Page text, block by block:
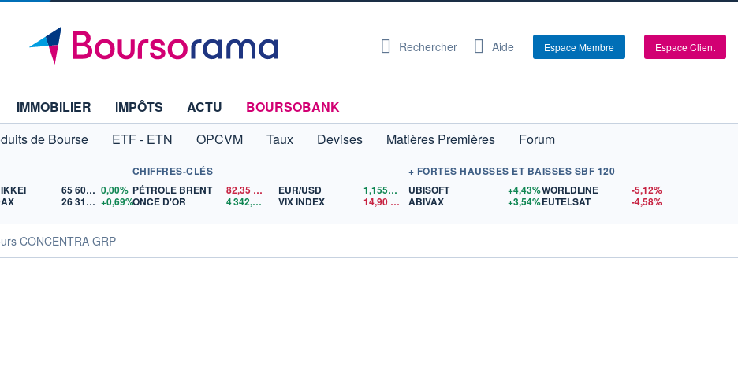
Rechercher Aide Espace Membre Espace Client
IMMOBILIER IMPÔTS ACTU
BOURSOBANK
de Bourse ETF - ETN OPCVM Taux Devises Matières Premières
Forum
65 606,71 0,00%
26 319,45 +0,69%
CHIFFRES-CLÉS
PÉTROLE BRENT
82,35$US
ONCE D'OR
4 342,26 $US
EUR/USD 1,1559$US
VIX INDEX
14,90
+ FORTES HAUSSES ET BAISSES SBF 120
UBISOFT
+4,43%
ABIVAX
+3,54%
WORLDLINE
-5,12%
EUTELSAT
-4,58%
CONCENTRA GRP